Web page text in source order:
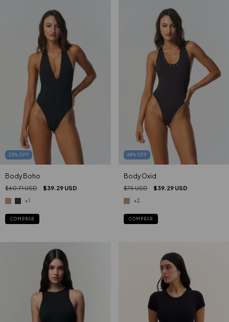
35% OFF
Body Boho
$60.71 USD $39.29 USD
+1
COMPRAR
48% OFF
Body Oxid
$75 USD $39.29 USD
+2
COMPRAR